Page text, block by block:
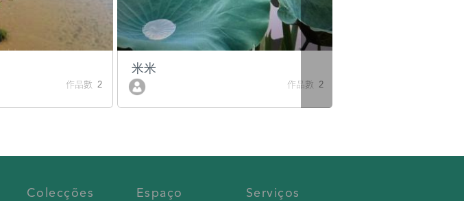
作品數 2
米米
作品數 2
Colecções
Espaço
Serviços